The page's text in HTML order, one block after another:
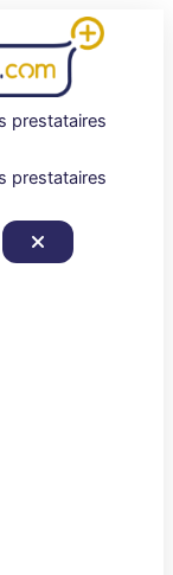
prestataires
prestataires